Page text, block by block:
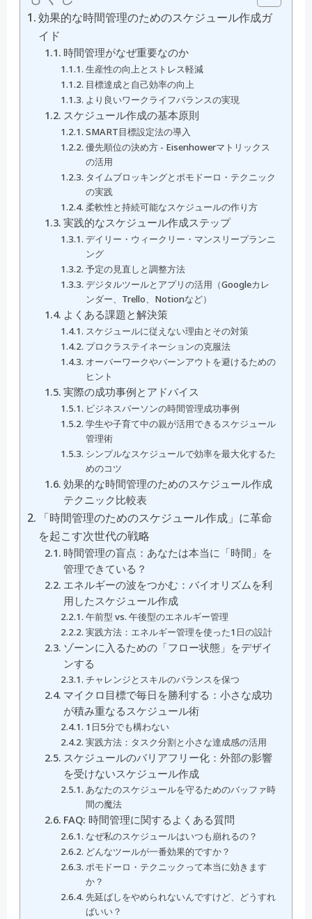
効果的な時間管理のためのスケジュール作成ガ
イド
時間管理がなぜ重要なのか
生産性の向上とストレス軽減
目標達成と自己効率の向上
より良いワークライフバランスの実現
スケジュール作成の基本原則
SMART目標設定法の導入
優先順位の決め方 - Eisenhowerマトリックス
の活用
タイムブロッキングとポモドーロ・テクニック
の実践
柔軟性と持続可能なスケジュールの作り方
実践的なスケジュール作成ステップ
デイリー・ウィークリー・マンスリープランニ
ング
予定の見直しと調整方法
デジタルツールとアプリの活用（Googleカレ
ンダー、Trello、Notionなど）
よくある課題と解決策
スケジュールに従えない理由とその対策
プロクラステイネーションの克服法
オーバーワークやバーンアウトを避けるための
ヒント
実際の成功事例とアドバイス
ビジネスパーソンの時間管理成功事例
学生や子育て中の親が活用できるスケジュール
管理術
シンプルなスケジュールで効率を最大化するた
めのコツ
効果的な時間管理のためのスケジュール作成
テクニック比較表
「時間管理のためのスケジュール作成」に革命
を起こす次世代の戦略
時間管理の盲点：あなたは本当に「時間」を
管理できている？
エネルギーの波をつかむ：バイオリズムを利
用したスケジュール作成
午前型 vs. 午後型のエネルギー管理
実践方法：エネルギー管理を使った1日の設計
ゾーンに入るための「フロー状態」をデザイ
ンする
チャレンジとスキルのバランスを保つ
マイクロ目標で毎日を勝利する：小さな成功
が積み重なるスケジュール術
1日5分でも構わない
実践方法：タスク分割と小さな達成感の活用
スケジュールのバリアフリー化：外部の影響
を受けないスケジュール作成
あなたのスケジュールを守るためのバッファ時
間の魔法
FAQ: 時間管理に関するよくある質問
なぜ私のスケジュールはいつも崩れるの？
どんなツールが一番効果的ですか？
ポモドーロ・テクニックって本当に効きます
か？
先延ばしをやめられないんですけど、どうすれ
ばいい？